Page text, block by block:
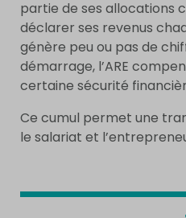
partie de ses allocations
déclarer ses revenus
génère peu ou pas de
démarrage, l’ARE
certaine sécurité
Ce cumul permet une
le salariat et